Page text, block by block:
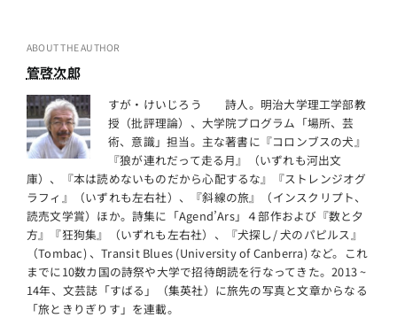
ABOUT THE AUTHOR
管啓次郎
すが・けいじろう 詩人。明治大学理工学部教
授（批評理論）、大学院プログラム「場所、芸
術、意識」担当。主な著書に『コロンブスの犬』
『狼が連れだって走る月』（いずれも河出文
庫）、『本は読めないものだから心配するな』『ストレンジオグ
ラフィ』（いずれも左右社）、『斜線の旅』（インスクリプト、
読売文学賞）ほか。詩集に「Agend’Ars」４部作および『数と夕
方』『狂狗集』（いずれも左右社）、『犬探し/ 犬のパピルス』
（Tombac) 、Transit Blues (University of Canberra) など。これ
までに10数カ国の詩祭や大学で招待朗読を行なってきた。2013 ~
14年、文芸誌「すばる」（集英社）に旅先の写真と文章からなる
「旅ときりぎりす」を連載。